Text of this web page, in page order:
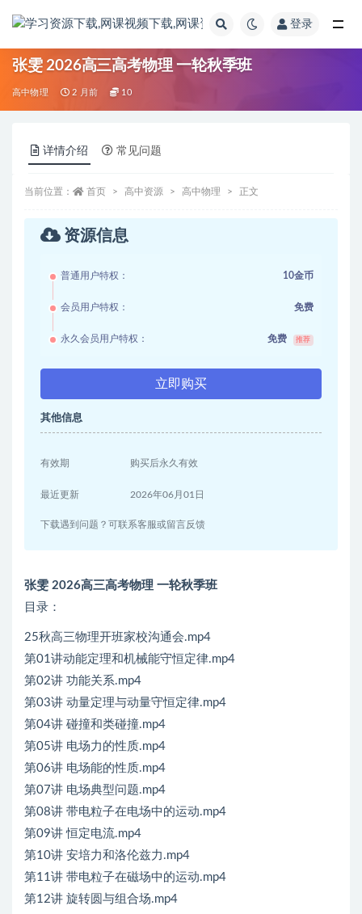
登录
张雯 2026高三高考物理 一轮秋季班
高中物理 2 月前 10
详情介绍 常见问题
当前位置： 首页 高中资源 高中物理 正文
资源信息
普通用户特权： 10金币
会员用户特权： 免费
永久会员用户特权： 免费 推荐
立即购买
其他信息
有效期 购买后永久有效
最近更新 2026年06月01日
下载遇到问题？可联系客服或留言反馈
张雯 2026高三高考物理 一轮秋季班
目录：
25秋高三物理开班家校沟通会.mp4
第01讲动能定理和机械能守恒定律.mp4
第02讲 功能关系.mp4
第03讲 动量定理与动量守恒定律.mp4
第04讲 碰撞和类碰撞.mp4
第05讲 电场力的性质.mp4
第06讲 电场能的性质.mp4
第07讲 电场典型问题.mp4
第08讲 带电粒子在电场中的运动.mp4
第09讲 恒定电流.mp4
第10讲 安培力和洛伦兹力.mp4
第11讲 带电粒子在磁场中的运动.mp4
第12讲 旋转圆与组合场.mp4